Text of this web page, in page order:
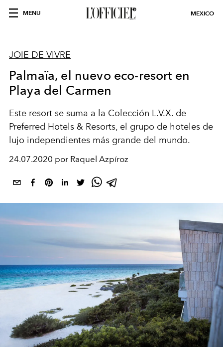
MENU MEXICO
JOIE DE VIVRE
Palmaïa, el nuevo eco-resort en
Playa del Carmen
Este resort se suma a la Colección L.V.X. de
Preferred Hotels & Resorts, el grupo de hoteles de
lujo independientes más grande del mundo.
24.07.2020 por Raquel Azpíroz